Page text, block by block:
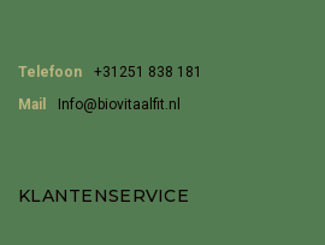
Telefoon
+31251 838 181
Mail
Info@biovitaalfit.nl
KLANTENSERVICE